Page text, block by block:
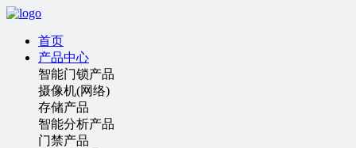
首页
产品中心
智能门锁产品
摄像机(网络)
存储产品
智能分析产品
门禁产品